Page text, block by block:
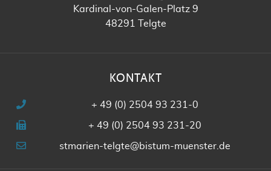
Kardinal-von-Galen-Platz 9
48291 Telgte
KONTAKT
+ 49 (0) 2504 93 231-0
+ 49 (0) 2504 93 231-20
stmarien-telgte@bistum-muenster.de